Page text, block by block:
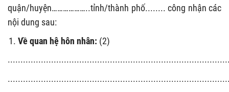
quận/huyện………………..tỉnh/thành phố........ công nhận các
nội dung sau:
Về quan hệ hôn nhân: (2)